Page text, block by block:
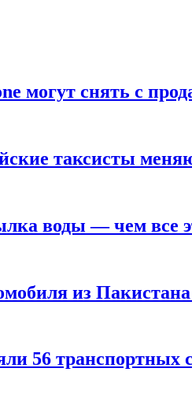
могут снять с
таксисты
воды — чем все
из
56 транспортных